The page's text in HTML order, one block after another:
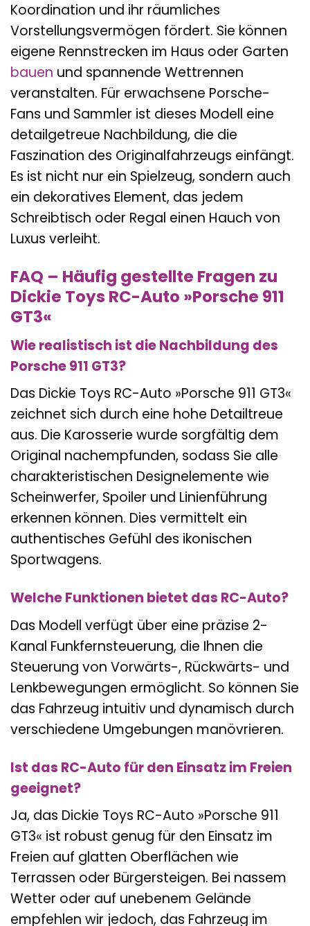
Koordination und ihr räumliches
Vorstellungsvermögen fördert. Sie können
eigene Rennstrecken im Haus oder Garten
bauen und spannende Wettrennen
veranstalten. Für erwachsene Porsche-
Fans und Sammler ist dieses Modell eine
detailgetreue Nachbildung, die die
Faszination des Originalfahrzeugs einfängt.
Es ist nicht nur ein Spielzeug, sondern auch
ein dekoratives Element, das jedem
Schreibtisch oder Regal einen Hauch von
Luxus verleiht.
FAQ – Häufig gestellte Fragen zu
Dickie Toys RC-Auto »Porsche 911
GT3«
Wie realistisch ist die Nachbildung des
Porsche 911 GT3?
Das Dickie Toys RC-Auto »Porsche 911 GT3«
zeichnet sich durch eine hohe Detailtreue
aus. Die Karosserie wurde sorgfältig dem
Original nachempfunden, sodass Sie alle
charakteristischen Designelemente wie
Scheinwerfer, Spoiler und Linienführung
erkennen können. Dies vermittelt ein
authentisches Gefühl des ikonischen
Sportwagens.
Welche Funktionen bietet das RC-Auto?
Das Modell verfügt über eine präzise 2-
Kanal Funkfernsteuerung, die Ihnen die
Steuerung von Vorwärts-, Rückwärts- und
Lenkbewegungen ermöglicht. So können Sie
das Fahrzeug intuitiv und dynamisch durch
verschiedene Umgebungen manövrieren.
Ist das RC-Auto für den Einsatz im Freien
geeignet?
Ja, das Dickie Toys RC-Auto »Porsche 911
GT3« ist robust genug für den Einsatz im
Freien auf glatten Oberflächen wie
Terrassen oder Bürgersteigen. Bei nassem
Wetter oder auf unebenem Gelände
empfehlen wir jedoch, das Fahrzeug im